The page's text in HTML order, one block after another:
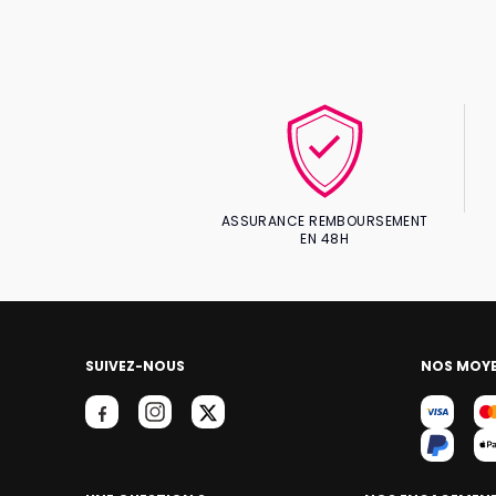
ASSURANCE REMBOURSEMENT
EN 48H
SUIVEZ-NOUS NOS